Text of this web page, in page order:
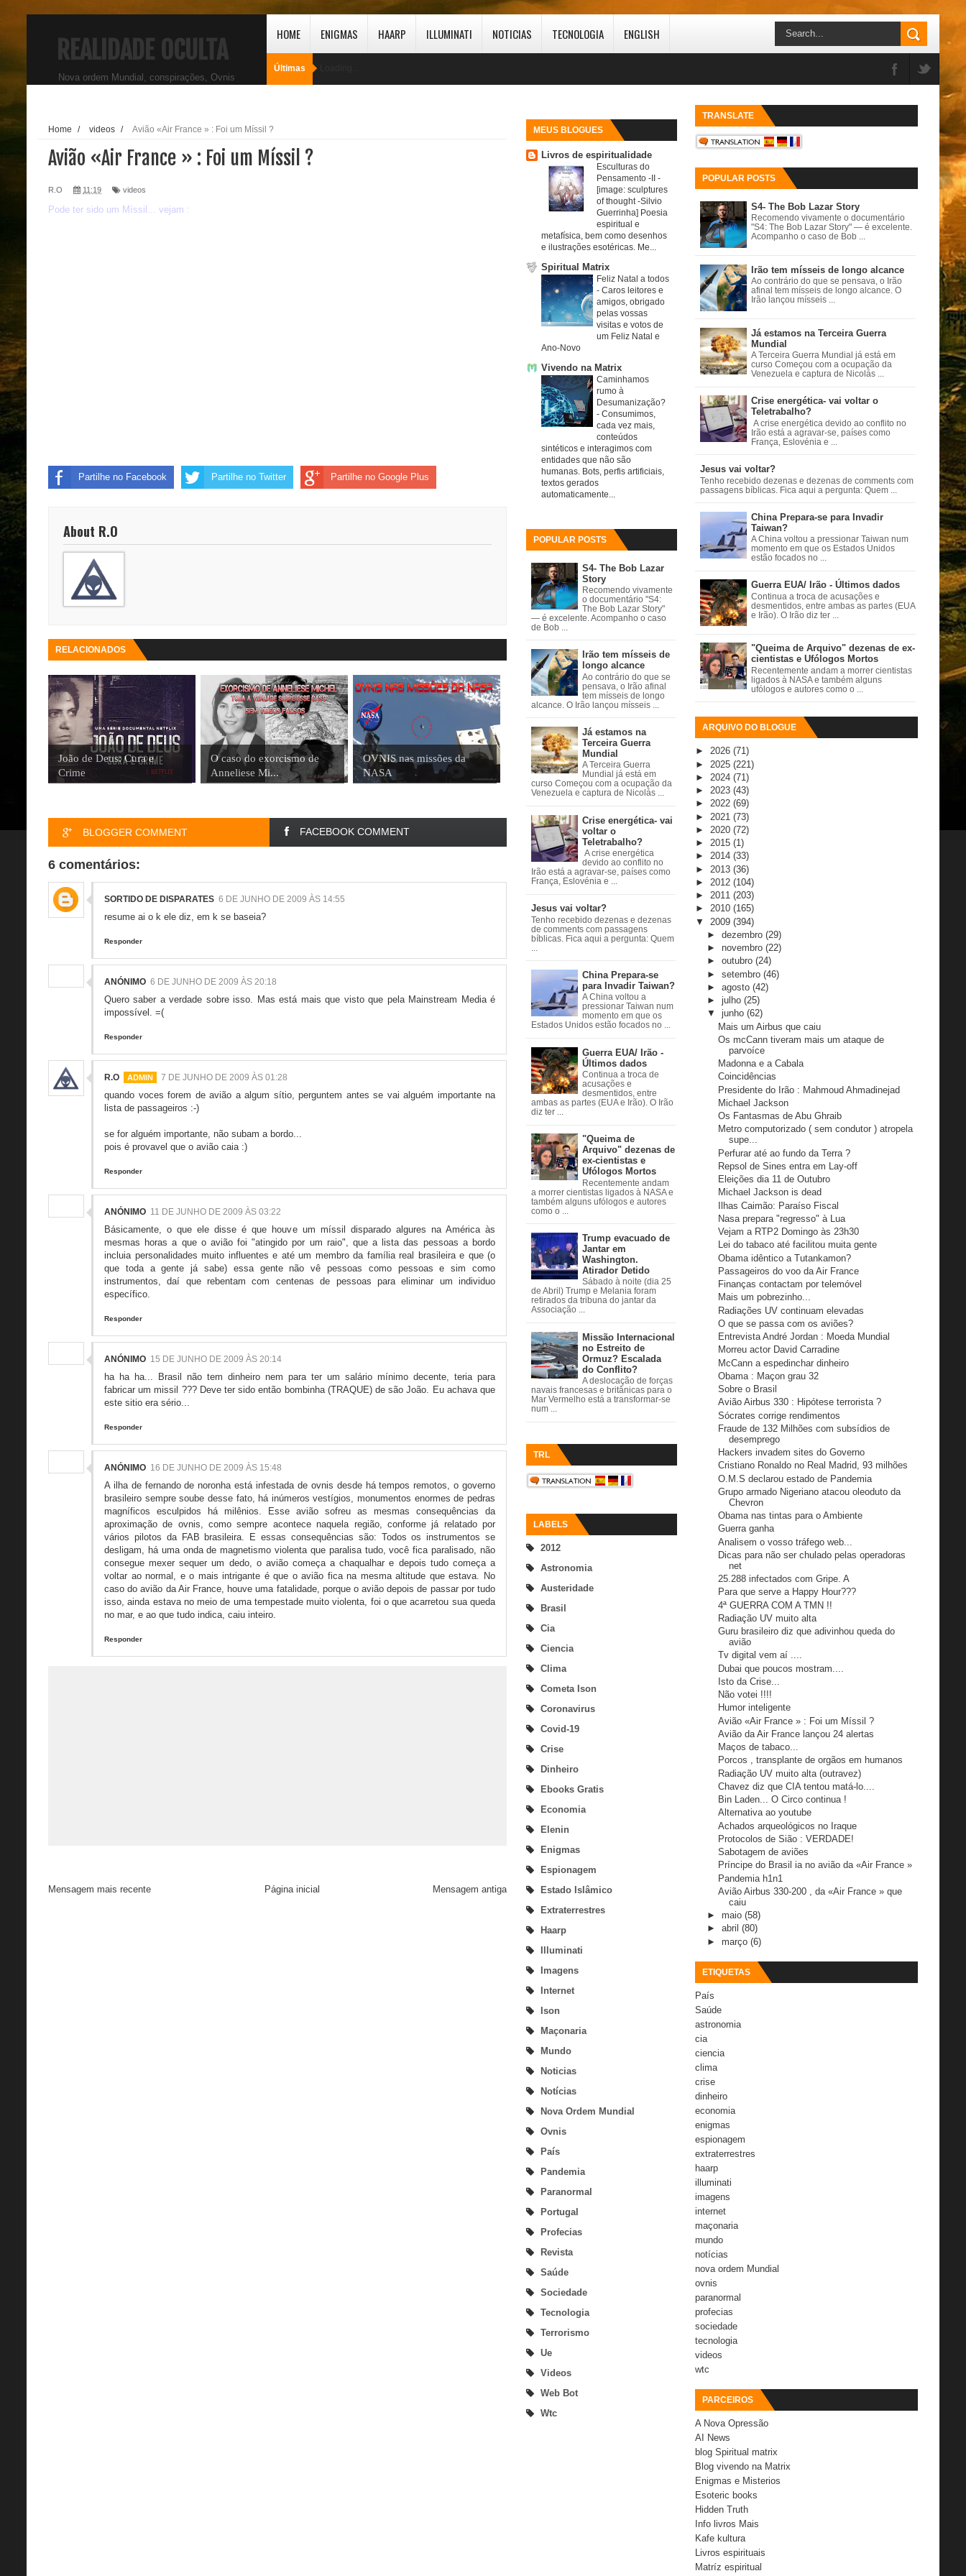
REALIDADE OCULTA
Nova ordem Mundial, conspirações, Ovnis
HOME ENIGMAS HAARP ILLUMINATI NOTICIAS TECNOLOGIA ENGLISH
Últimas
MEUS BLOGUES
Livros de espiritualidade
Esculturas do
Pensamento -II -
[image: sculptures
of thought -Silvio
Guerrinha] Poesia
espiritual e
metafísica, bem como desenhos
e ilustrações esotéricas. Me...
Spiritual Matrix
Feliz Natal a todos
- Caros leitores e
amigos, obrigado
pelas vossas
visitas e votos de
um Feliz Natal e
Ano-Novo
Vivendo na Matrix
Caminhamos
rumo à
Desumanização?
- Consumimos,
cada vez mais,
conteúdos
sintéticos e interagimos com
entidades que não são
humanas. Bots, perfis artificiais,
textos gerados
automaticamente...
POPULAR POSTS
S4- The Bob Lazar
Story
Recomendo vivamente
o documentário "S4:
The Bob Lazar Story"
— é excelente. Acompanho o caso
de Bob ...
Irão tem mísseis de
longo alcance
Ao contrário do que se
pensava, o Irão afinal
tem mísseis de longo
alcance. O Irão lançou mísseis ...
Já estamos na
Terceira Guerra
Mundial
A Terceira Guerra
Mundial já está em
curso Começou com a ocupação da
Venezuela e captura de Nicolás ...
Crise energética- vai
voltar o
Teletrabalho?
A crise energética
devido ao conflito no
Irão está a agravar-se, países como
França, Eslovénia e ...
Jesus vai voltar?
Tenho recebido dezenas e dezenas
de comments com passagens
bíblicas. Fica aqui a pergunta: Quem
China Prepara-se
para Invadir Taiwan?
A China voltou a
pressionar Taiwan num
momento em que os
Estados Unidos estão focados no ...
Guerra EUA/ Irão -
Últimos dados
Continua a troca de
acusações e
desmentidos, entre
ambas as partes (EUA e Irão). O Irão
diz ter ...
"Queima de
Arquivo" dezenas de
ex-cientistas e
Ufólogos Mortos
Recentemente andam
a morrer cientistas ligados à NASA e
também alguns ufólogos e autores
como o ...
Trump evacuado de
Jantar em
Washington.
Atirador Detido
Sábado à noite (dia 25
de Abril) Trump e Melania foram
retirados da tribuna do jantar da
Associação ...
Missão Internacional
no Estreito de
Ormuz? Escalada
do Conflito?
A deslocação de forças
navais francesas e britânicas para o
Mar Vermelho está a transformar-se
num ...
TRL
LABELS
2012
Astronomia
Austeridade
Brasil
Cia
Ciencia
Clima
Cometa Ison
Coronavirus
Covid-19
Crise
Dinheiro
Ebooks Gratis
Economia
Elenin
Enigmas
Espionagem
Estado Islâmico
Extraterrestres
Haarp
Illuminati
Imagens
Internet
Ison
Maçonaria
Mundo
Noticias
Notícias
Nova Ordem Mundial
Ovnis
País
Pandemia
Paranormal
Portugal
Profecias
Revista
Saúde
Sociedade
Tecnologia
Terrorismo
Ue
Videos
Web Bot
Wtc
Home / videos / Avião «Air France » : Foi um Míssil ?
Avião «Air France » : Foi um Míssil ?
R.O 11:19 videos
Pode ter sido um Míssil... vejam :
Partilhe no Facebook Partilhe no Twitter Partilhe no Google Plus
About R.O
RELACIONADOS
João de Deus: Cura e
Crime
O caso do exorcismo de
Anneliese Mi...
OVNIS nas missões da
NASA
BLOGGER COMMENT FACEBOOK COMMENT
6 comentários:
SORTIDO DE DISPARATES 6 DE JUNHO DE 2009 ÀS 14:55
resume ai o k ele diz, em k se baseia?
Responder
ANÓNIMO 6 DE JUNHO DE 2009 ÀS 20:18
Quero saber a verdade sobre isso. Mas está mais que visto que pela Mainstream Media é
impossível. =(
Responder
R.O 7 DE JUNHO DE 2009 ÀS 01:28
quando voces forem de avião a algum sítio, perguntem antes se vai alguém importante na
lista de passageiros :-)
se for alguém importante, não subam a bordo...
pois é provavel que o avião caia :)
Responder
ANÓNIMO 11 DE JUNHO DE 2009 ÀS 03:22
Básicamente, o que ele disse é que houve um míssil disparado algures na América às
mesmas horas a que o avião foi "atingido por um raio", que a lista das pessoas a bordo
incluia personalidades muito influentes e até um membro da família real brasileira e que (o
que toda a gente já sabe) essa gente não vê pessoas como pessoas e sim como
instrumentos, daí que rebentam com centenas de pessoas para eliminar um individuo
específico.
Responder
ANÓNIMO 15 DE JUNHO DE 2009 ÀS 20:14
ha ha ha... Brasil não tem dinheiro nem para ter um salário mínimo decente, teria para
fabricar um missil ??? Deve ter sido então bombinha (TRAQUE) de são João. Eu achava que
este sitio era sério...
Responder
ANÓNIMO 16 DE JUNHO DE 2009 ÀS 15:48
A ilha de fernando de noronha está infestada de ovnis desde há tempos remotos, o governo
brasileiro sempre soube desse fato, há inúmeros vestígios, monumentos enormes de pedras
magníficos esculpidos há milênios. Esse avião sofreu as mesmas consequências da
aproximação de ovnis, como sempre acontece naquela região, conforme já relatado por
vários pilotos da FAB brasileira. E essas consequências são: Todos os instrumentos se
desligam, há uma onda de magnetismo violenta que paralisa tudo, você fica paralisado, não
consegue mexer sequer um dedo, o avião começa a chaqualhar e depois tudo começa a
voltar ao normal, e o mais intrigante é que o avião fica na mesma altitude que estava. No
caso do avião da Air France, houve uma fatalidade, porque o avião depois de passar por tudo
isso, ainda estava no meio de uma tempestade muito violenta, foi o que acarretou sua queda
no mar, e ao que tudo indica, caiu inteiro.
Responder
Mensagem mais recente Mensagem antiga
Página inicial
TRANSLATE
POPULAR POSTS
S4- The Bob Lazar Story
Recomendo vivamente o documentário
"S4: The Bob Lazar Story" — é excelente.
Acompanho o caso de Bob ...
Irão tem mísseis de longo alcance
Ao contrário do que se pensava, o Irão
afinal tem mísseis de longo alcance. O
Irão lançou mísseis ...
Já estamos na Terceira Guerra
Mundial
A Terceira Guerra Mundial já está em
curso Começou com a ocupação da
Venezuela e captura de Nicolás ...
Crise energética- vai voltar o
Teletrabalho?
A crise energética devido ao conflito no
Irão está a agravar-se, países como
França, Eslovénia e ...
Jesus vai voltar?
Tenho recebido dezenas e dezenas de comments com
passagens bíblicas. Fica aqui a pergunta: Quem ...
China Prepara-se para Invadir
Taiwan?
A China voltou a pressionar Taiwan num
momento em que os Estados Unidos
estão focados no ...
Guerra EUA/ Irão - Últimos dados
Continua a troca de acusações e
desmentidos, entre ambas as partes (EUA
e Irão). O Irão diz ter ...
"Queima de Arquivo" dezenas de ex-
cientistas e Ufólogos Mortos
Recentemente andam a morrer cientistas
ligados à NASA e também alguns
ufólogos e autores como o ...
ARQUIVO DO BLOGUE
► 2026 (71)
► 2025 (221)
► 2024 (71)
► 2023 (43)
► 2022 (69)
► 2021 (73)
► 2020 (72)
► 2015 (1)
► 2014 (33)
► 2013 (36)
► 2012 (104)
► 2011 (203)
► 2010 (165)
▼ 2009 (394)
► dezembro (29)
► novembro (22)
► outubro (24)
► setembro (46)
► agosto (42)
► julho (25)
▼ junho (62)
Mais um Airbus que caiu
Os mcCann tiveram mais um ataque de
parvoíce
Madonna e a Cabala
Coincidências
Presidente do Irão : Mahmoud Ahmadinejad
Michael Jackson
Os Fantasmas de Abu Ghraib
Metro computorizado ( sem condutor ) atropela
supe...
Perfurar até ao fundo da Terra ?
Repsol de Sines entra em Lay-off
Eleições dia 11 de Outubro
Michael Jackson is dead
Ilhas Caimão: Paraíso Fiscal
Nasa prepara "regresso" à Lua
Vejam a RTP2 Domingo às 23h30
Lei do tabaco até facilitou muita gente
Obama idêntico a Tutankamon?
Passageiros do voo da Air France
Finanças contactam por telemóvel
Mais um pobrezinho...
Radiações UV continuam elevadas
O que se passa com os aviões?
Entrevista André Jordan : Moeda Mundial
Morreu actor David Carradine
McCann a espedinchar dinheiro
Obama : Maçon grau 32
Sobre o Brasil
Avião Airbus 330 : Hipótese terrorista ?
Sócrates corrige rendimentos
Fraude de 132 Milhões com subsídios de
desemprego
Hackers invadem sites do Governo
Cristiano Ronaldo no Real Madrid, 93 milhões
O.M.S declarou estado de Pandemia
Grupo armado Nigeriano atacou oleoduto da
Chevron
Obama nas tintas para o Ambiente
Guerra ganha
Analisem o vosso tráfego web...
Dicas para não ser chulado pelas operadoras
net
25.288 infectados com Gripe. A
Para que serve a Happy Hour???
4ª GUERRA COM A TMN !!
Radiação UV muito alta
Guru brasileiro diz que adivinhou queda do
avião
Tv digital vem aí ....
Dubai que poucos mostram....
Isto da Crise...
Não votei !!!!
Humor inteligente
Avião «Air France » : Foi um Míssil ?
Avião da Air France lançou 24 alertas
Maços de tabaco...
Porcos , transplante de orgãos em humanos
Radiação UV muito alta (outravez)
Chavez diz que CIA tentou matá-lo....
Bin Laden... O Circo continua !
Alternativa ao youtube
Achados arqueológicos no Iraque
Protocolos de Sião : VERDADE!
Sabotagem de aviões
Príncipe do Brasil ia no avião da «Air France »
Pandemia h1n1
Avião Airbus 330-200 , da «Air France » que
caiu
► maio (58)
► abril (80)
► março (6)
ETIQUETAS
País
Saúde
astronomia
cia
ciencia
clima
crise
dinheiro
economia
enigmas
espionagem
extraterrestres
haarp
illuminati
imagens
internet
maçonaria
mundo
notícias
nova ordem Mundial
ovnis
paranormal
profecias
sociedade
tecnologia
videos
wtc
PARCEIROS
A Nova Opressão
AI News
blog Spiritual matrix
Blog vivendo na Matrix
Enigmas e Misterios
Esoteric books
Hidden Truth
Info livros Mais
Kafe kultura
Livros espirituais
Matríz espiritual